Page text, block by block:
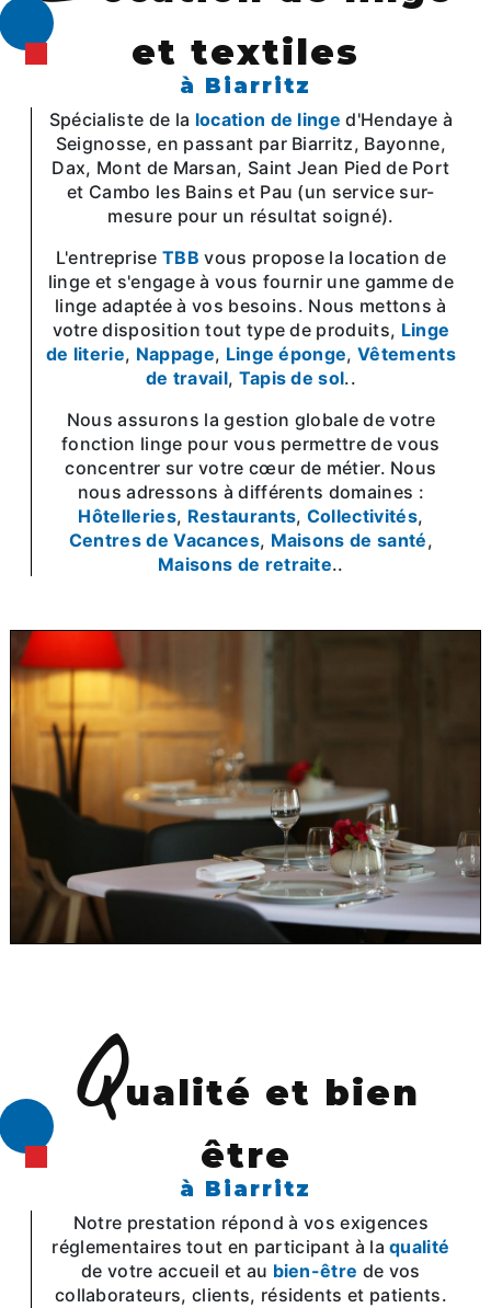
et textiles
à Biarritz
Spécialiste de la location de linge d'Hendaye à
Seignosse, en passant par Biarritz, Bayonne,
Dax, Mont de Marsan, Saint Jean Pied de Port
et Cambo les Bains et Pau (un service sur-
mesure pour un résultat soigné).
L'entrepriseTBBvous propose la location de
linge et s'engage à vous fournir une gamme de
linge adaptée à vos besoins. Nous mettons à
votre disposition tout type de produits, Linge
de literie, Nappage, Linge éponge,Vêtements
de travail, Tapis de sol..
Nous assurons la gestion globale de votre
fonction linge pour vous permettre de vous
concentrer sur votre cœur de métier. Nous
nous adressons à différents domaines :
Hôtelleries, Restaurants, Collectivités,
Centres de Vacances, Maisons de santé,
Maisons de retraite..
Qualité et bien
être
à Biarritz
Notre prestation répond à vos exigences
réglementaires tout en participant à laqualité
de votre accueil et au bien-être de vos
collaborateurs, clients, résidents et patients.